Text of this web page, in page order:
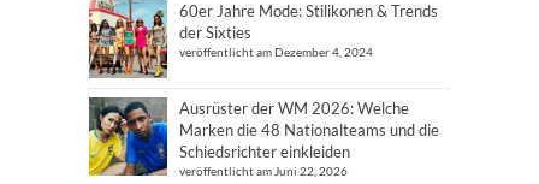
60er Jahre Mode: Stilikonen & Trends
der Sixties
veröffentlicht am Dezember 4, 2024
Ausrüster der WM 2026: Welche
Marken die 48 Nationalteams und die
Schiedsrichter einkleiden
veröffentlicht am Juni 22, 2026